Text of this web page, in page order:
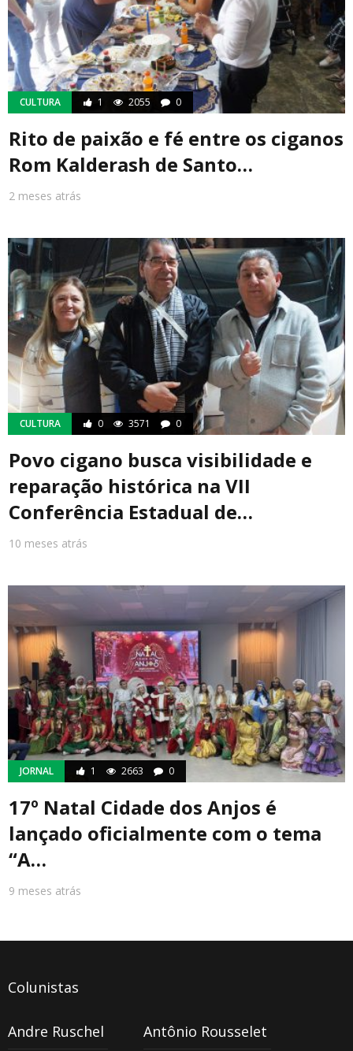
CULTURA 1 2055 0
Rito de paixão e fé entre os ciganos
Rom Kalderash de Santo…
2 meses atrás
CULTURA 0 3571 0
Povo cigano busca visibilidade e
reparação histórica na VII
Conferência Estadual de…
10 meses atrás
JORNAL 1 2663 0
17º Natal Cidade dos Anjos é
lançado oficialmente com o tema
“A…
9 meses atrás
Colunistas
Andre Ruschel Antônio Rousselet